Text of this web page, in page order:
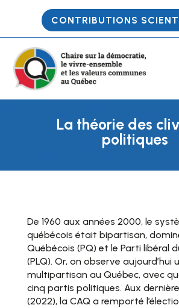
CONTRIBUTIONS
La théorie des
politiques
De 1960 aux années 2000, le
québécois était bipartisan,
Québécois (PQ) et le Parti libéral
(PLQ). Or, on observe aujourd’hui
multipartisan au Québec, avec
cinq partis politiques. Aux
(2022), la CAQ a remporté